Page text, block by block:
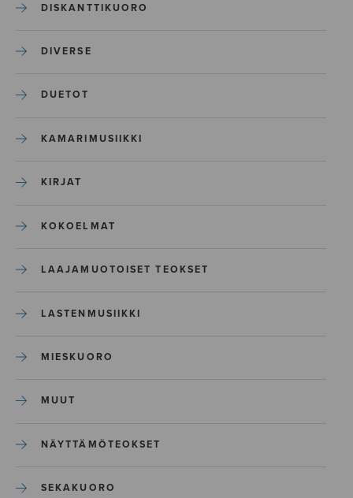
DISKANTTIKUORO
DIVERSE
DUETOT
KAMARIMUSIIKKI
KIRJAT
KOKOELMAT
LAAJAMUOTOISET TEOKSET
LASTENMUSIIKKI
MIESKUORO
MUUT
NÄYTTÄMÖTEOKSET
SEKAKUORO